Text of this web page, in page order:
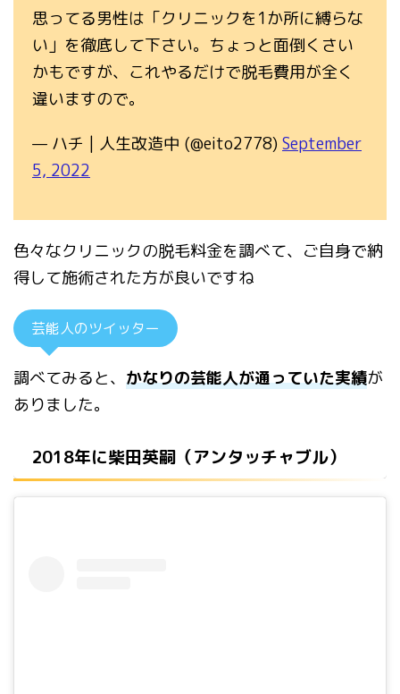
思ってる男性は「クリニックを1か所に縛らな
い」を徹底して下さい。ちょっと面倒くさい
かもですが、これやるだけで脱毛費用が全く
違いますので。
— ハチ | 人生改造中 (@eito2778) September
5, 2022
色々なクリニックの脱毛料金を調べて、ご自身で納
得して施術された方が良いですね
芸能人のツイッター
調べてみると、 かなりの芸能人が通っていた実績が
ありました。
2018年に柴田英嗣（アンタッチャブル）